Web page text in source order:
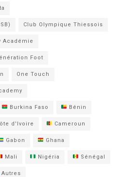
Club Olympique Thiessois
Académie
Foot
One Touch
Burkina Faso Bénin
d'Ivoire Cameroun
Gabon Ghana
Mali Nigéria Sénégal
Autres